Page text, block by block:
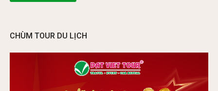
CHÙM TOUR DU LỊCH